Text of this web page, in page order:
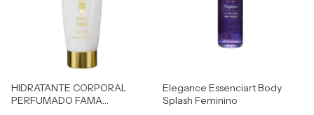
HIDRATANTE CORPORAL
PERFUMADO FAMA
Elegance Essenciart Body
Splash Feminino